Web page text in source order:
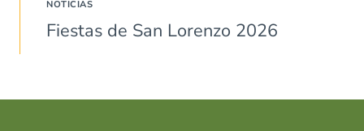
NOTICIAS
Fiestas de San Lorenzo 2026